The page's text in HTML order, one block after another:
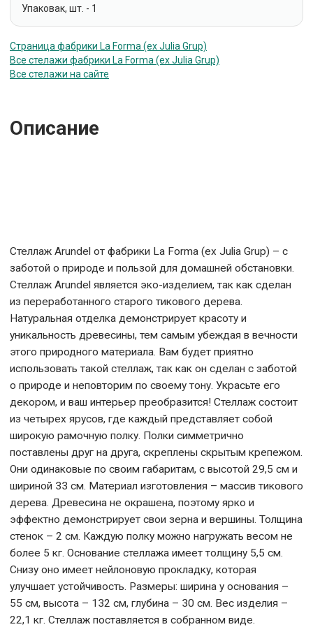
Упаковак, шт. - 1
Страница фабрики La Forma (ех Julia Grup)
Все стелажи фабрики La Forma (ех Julia Grup)
Все стелажи на сайте
Описание
Стеллаж Arundel от фабрики La Forma (ex Julia Grup) – с
заботой о природе и пользой для домашней обстановки.
Стеллаж Arundel является эко-изделием, так как сделан
из переработанного старого тикового дерева.
Натуральная отделка демонстрирует красоту и
уникальность древесины, тем самым убеждая в вечности
этого природного материала. Вам будет приятно
использовать такой стеллаж, так как он сделан с заботой
о природе и неповторим по своему тону. Украсьте его
декором, и ваш интерьер преобразится! Стеллаж состоит
из четырех ярусов, где каждый представляет собой
широкую рамочную полку. Полки симметрично
поставлены друг на друга, скреплены скрытым крепежом.
Они одинаковые по своим габаритам, с высотой 29,5 см и
шириной 33 см. Материал изготовления – массив тикового
дерева. Древесина не окрашена, поэтому ярко и
эффектно демонстрирует свои зерна и вершины. Толщина
стенок – 2 см. Каждую полку можно нагружать весом не
более 5 кг. Основание стеллажа имеет толщину 5,5 см.
Снизу оно имеет нейлоновую прокладку, которая
улучшает устойчивость. Размеры: ширина у основания –
55 см, высота – 132 см, глубина – 30 см. Вес изделия –
22,1 кг. Стеллаж поставляется в собранном виде.